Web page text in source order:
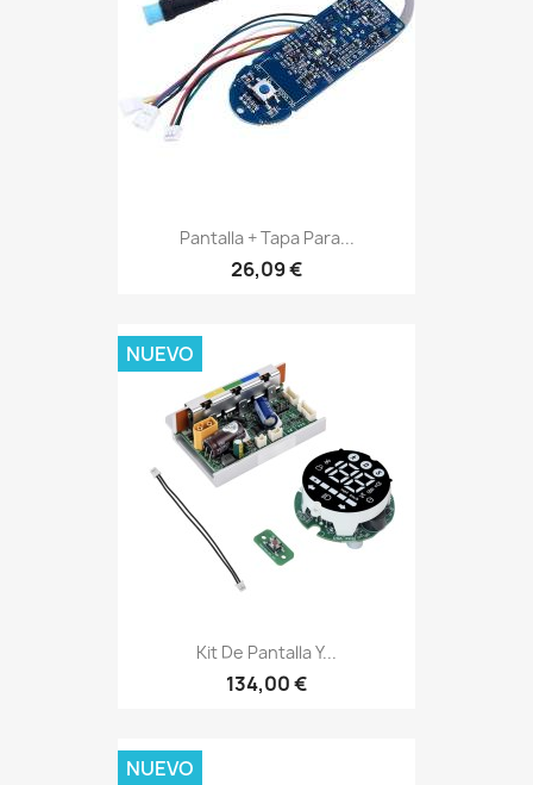
Pantalla + Tapa Para...
26,09 €
Kit De Pantalla Y...
134,00 €
NUEVO
NUEVO